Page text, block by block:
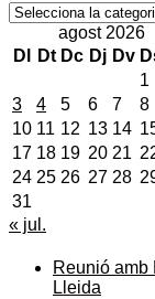
Notícies
agost 2026
Dl
Dt Dc Dj Dv
1
3
4 5 6 7 8
10 11 12 13 14
17 18 19 20 21
24 25 26 27 28
31
« jul.
Reunió amb
Lleida